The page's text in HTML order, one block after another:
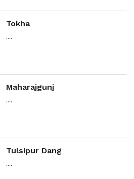
Tokha
....
Maharajgunj
....
Tulsipur Dang
....